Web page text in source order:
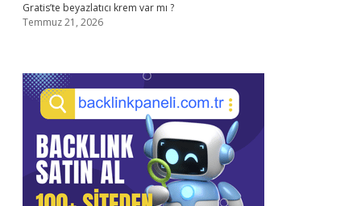
Gratis’te beyazlatıcı krem var mı ?
Temmuz 21, 2026